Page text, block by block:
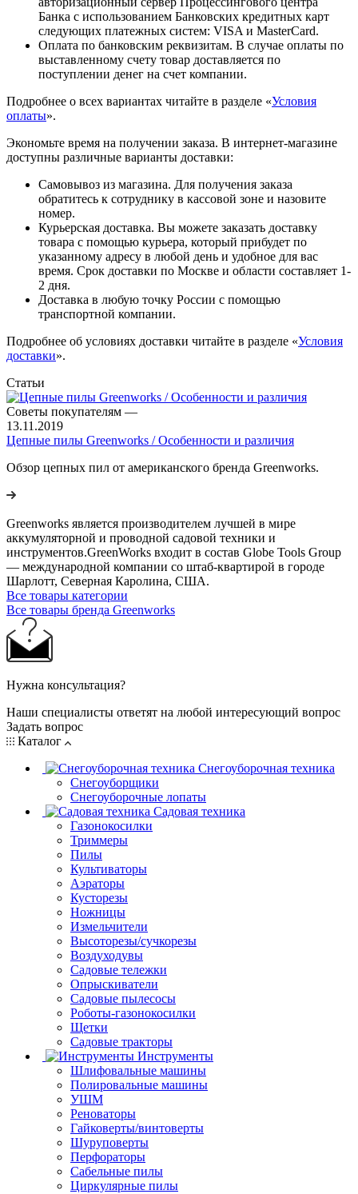
Банка с использованием Банковских кредитных карт
следующих платежных систем: VISA и MasterCard.
Оплата по банковским реквизитам. В случае оплаты по
выставленному счету товар доставляется по
поступлении денег на счет компании.
Подробнее о всех вариантах читайте в разделе «Условия
оплаты».
Экономьте время на получении заказа. В интернет-магазине
доступны различные варианты доставки:
Самовывоз из магазина. Для получения заказа
обратитесь к сотруднику в кассовой зоне и назовите
номер.
Курьерская доставка. Вы можете заказать доставку
товара с помощью курьера, который прибудет по
указанному адресу в любой день и удобное для вас
время. Срок доставки по Москве и области составляет 1-
2 дня.
Доставка в любую точку России с помощью
транспортной компании.
Подробнее об условиях доставки читайте в разделе «Условия
доставки».
Статьи
Советы покупателям —
13.11.2019
Цепные пилы Greenworks / Особенности и различия
Обзор цепных пил от американского бренда Greenworks.
Greenworks является производителем лучшей в мире
аккумуляторной и проводной садовой техники и
инструментов.GreenWorks входит в состав Globe Tools Group
— международной компании со штаб-квартирой в городе
Шарлотт, Северная Каролина, США.
Все товары категории
Все товары бренда Greenworks
Нужна консультация?
Наши специалисты ответят на любой интересующий вопрос
Задать вопрос
Каталог
Снегоуборочная техника
Снегоуборщики
Снегоуборочные лопаты
Садовая техника
Газонокосилки
Триммеры
Пилы
Культиваторы
Аэраторы
Кусторезы
Ножницы
Измельчители
Высоторезы/сучкорезы
Воздуходувы
Садовые тележки
Опрыскиватели
Садовые пылесосы
Роботы-газонокосилки
Щетки
Садовые тракторы
Инструменты
Шлифовальные машины
Полировальные машины
УШМ
Реноваторы
Гайковерты/винтоверты
Шуруповерты
Перфораторы
Сабельные пилы
Циркулярные пилы